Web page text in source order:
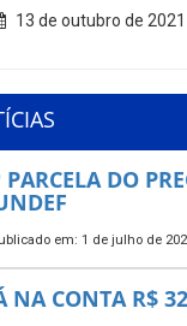
13 de outubro de 2021
PARCELA DO
em: 1 de julho de
NA CONTA R$